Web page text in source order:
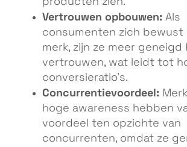
Vertrouwen opbouwen: Als
consumenten zich bewust
merk, zijn ze meer geneigd
vertrouwen, wat leidt tot
conversieratio’s.
Concurrentievoordeel:
hoge awareness hebben
voordeel ten opzichte van
concurrenten, omdat ze